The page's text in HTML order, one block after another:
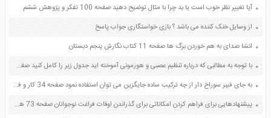
آیا تغییر نظر خوب است یا بد چرا با مثال توضیح دهید صفحه 100 تفکر و پژوهش ششم
از وسایل خنک کننده می باشد ؟ بازی خواستگاری جواب پاسخ
انشا صدای به هم خوردن برگ ها صفحه 11 کتاب نگارش پنجم دبستان
با توجه به مطالبی که درباره تنظیم عصبی و هورمونی آموخته اید جدول زیر را کامل کنید صفحه 54 علوم هشتم
به جای فیبر سوراخ دار از چه ترکیب ساده جایگزین می توان استفاده نمود صفحه 34 کار و فناوری هشتم
پیشنهادهایی برای فراهم کردن امکاناتی برای گذراندن اوقات فراغت نوجوانان صفحه 73 هدیه های آسمان ششم